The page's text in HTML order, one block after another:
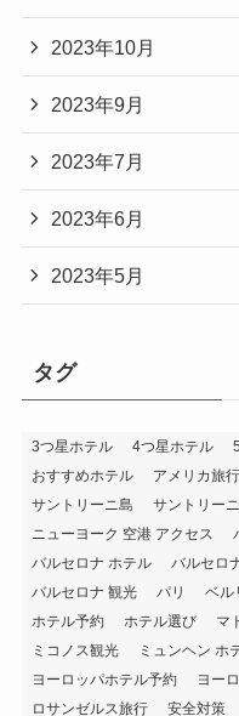
2023年10月
2023年9月
2023年7月
2023年6月
2023年5月
タグ
3つ星ホテル 4つ星ホテル
おすすめホテル
アメリカ旅行
サントリーニ島
サントリー
ニューヨーク 空港 アクセス
バルセロナ ホテル
バルセロ
バルセロナ 観光
パリ ベル
ホテル予約
ホテル選び マ
ミコノス観光
ミュンヘン ホ
ヨーロッパホテル予約
ヨー
ロサンゼルス旅行
安全対策